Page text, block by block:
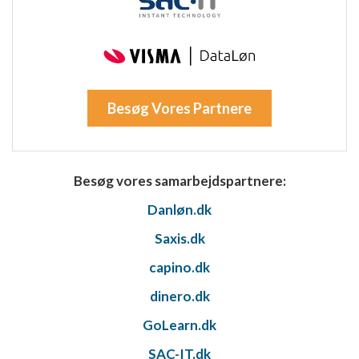
Besøg Vores Partnere
Besøg vores samarbejdspartnere:
Danløn.dk
Saxis.dk
capino.dk
dinero.dk
GoLearn.dk
SAC-IT.dk
kombinationer af oplysninger fra forskellige
Udvikle og forbedre tjenester
IAB Special Features:
Bruge præcise geografiske